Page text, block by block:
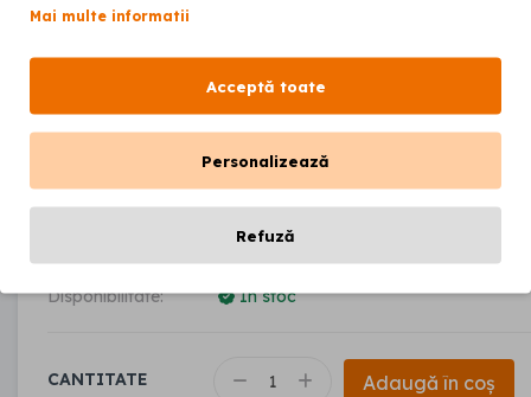
BK05-1 Hartie de
32 lei
Disponibilitate:
În stoc
CANTITATE Adaugă în coș
Mai multe informatii
Acceptă toate
Personalizează
Refuză